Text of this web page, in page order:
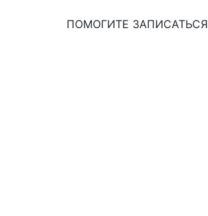
ПОМОГИТЕ ЗАПИСАТЬСЯ